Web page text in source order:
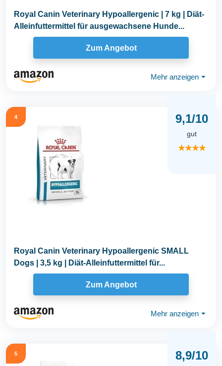
Royal Canin Veterinary Hypoallergenic | 7 kg | Diät-
Alleinfuttermittel für ausgewachsene Hunde...
Zum Angebot
Mehr anzeigen ⏷
4 9,1/10
gut
★★★★
Royal Canin Veterinary Hypoallergenic SMALL
Dogs | 3,5 kg | Diät-Alleinfuttermittel für...
Zum Angebot
Mehr anzeigen ⏷
5 8,9/10